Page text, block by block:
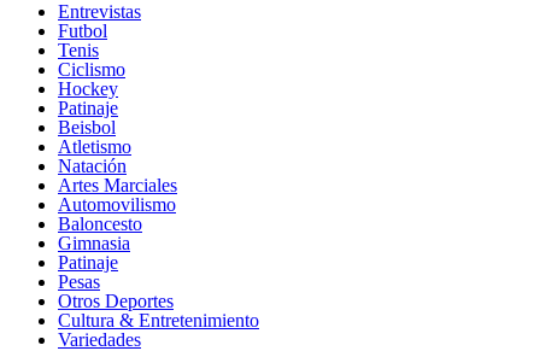
Entrevistas
Futbol
Tenis
Ciclismo
Hockey
Patinaje
Beisbol
Atletismo
Natación
Artes Marciales
Automovilismo
Baloncesto
Gimnasia
Patinaje
Pesas
Otros Deportes
Cultura & Entretenimiento
Variedades